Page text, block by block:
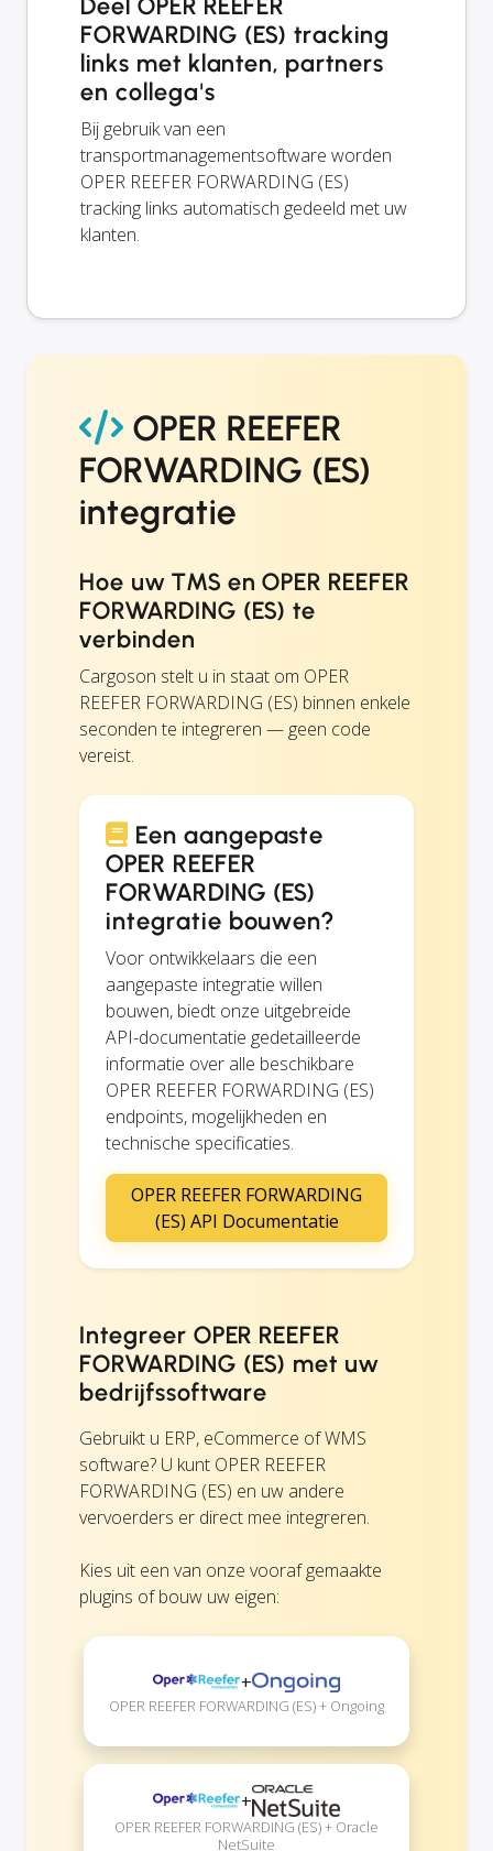
FORWARDING (ES) tracking
links met klanten, partners
en collega's
Bij gebruik van een
transportmanagementsoftware worden
OPER REEFER FORWARDING (ES)
tracking links automatisch gedeeld met uw
klanten.
OPER REEFER
FORWARDING (ES)
integratie
Hoe uw TMS en OPER REEFER
FORWARDING (ES) te
verbinden
Cargoson stelt u in staat om OPER
REEFER FORWARDING (ES) binnen enkele
seconden te integreren — geen code
vereist.
Een aangepaste
OPER REEFER
FORWARDING (ES)
integratie bouwen?
Voor ontwikkelaars die een
aangepaste integratie willen
bouwen, biedt onze uitgebreide
API-documentatie gedetailleerde
informatie over alle beschikbare
OPER REEFER FORWARDING (ES)
endpoints, mogelijkheden en
technische specificaties.
OPER REEFER FORWARDING
(ES) API Documentatie
Integreer OPER REEFER
FORWARDING (ES) met uw
bedrijfssoftware
Gebruikt u ERP, eCommerce of WMS
software? U kunt OPER REEFER
FORWARDING (ES) en uw andere
vervoerders er direct mee integreren.
Kies uit een van onze vooraf gemaakte
plugins of bouw uw eigen:
+
OPER REEFER FORWARDING (ES) + Ongoing
+
OPER REEFER FORWARDING (ES) + Oracle
NetSuite